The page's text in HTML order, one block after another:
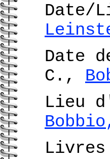
Date/
Date
C.,
Lieu